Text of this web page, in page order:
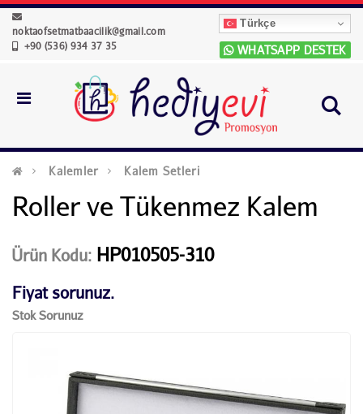
noktaofsetmatbaacilik@gmail.com
+90 (536) 934 37 35
Türkçe
WHATSAPP DESTEK
Kalemler Kalem Setleri
Roller ve Tükenmez Kalem
Ürün Kodu: HP010505-310
Fiyat sorunuz.
Stok Sorunuz